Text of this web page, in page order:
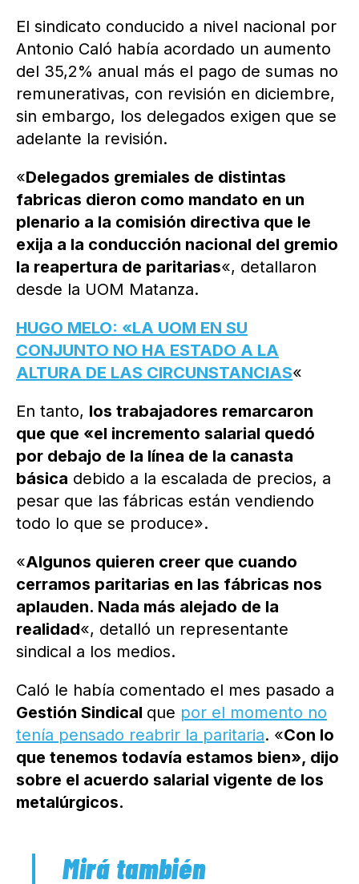
El sindicato conducido a nivel nacional por
Antonio Caló había acordado un aumento
del 35,2% anual más el pago de sumas no
remunerativas, con revisión en diciembre,
sin embargo, los delegados exigen que se
adelante la revisión.
«Delegados gremiales de distintas
fabricas dieron como mandato en un
plenario a la comisión directiva que le
exija a la conducción nacional del gremio
la reapertura de paritarias«, detallaron
desde la UOM Matanza.
HUGO MELO: «LA UOM EN SU
CONJUNTO NO HA ESTADO A LA
ALTURA DE LAS CIRCUNSTANCIAS«
En tanto, los trabajadores remarcaron
que que «el incremento salarial quedó
por debajo de la línea de la canasta
básica debido a la escalada de precios, a
pesar que las fábricas están vendiendo
todo lo que se produce».
«Algunos quieren creer que cuando
cerramos paritarias en las fábricas nos
aplauden. Nada más alejado de la
realidad«, detalló un representante
sindical a los medios.
Caló le había comentado el mes pasado a
Gestión Sindical que por el momento no
tenía pensado reabrir la paritaria. «Con lo
que tenemos todavía estamos bien», dijo
sobre el acuerdo salarial vigente de los
metalúrgicos.